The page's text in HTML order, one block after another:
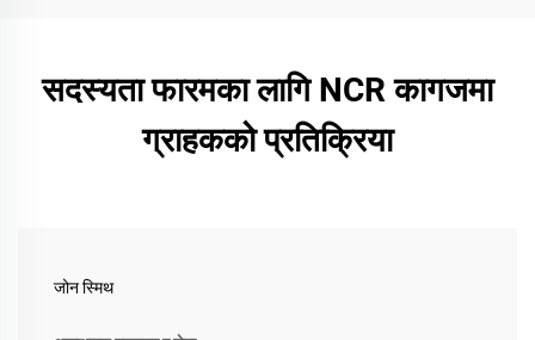
सदस्यता फारमका लागि NCR कागजमा
ग्राहकको प्रतिक्रिया
जोन स्मिथ